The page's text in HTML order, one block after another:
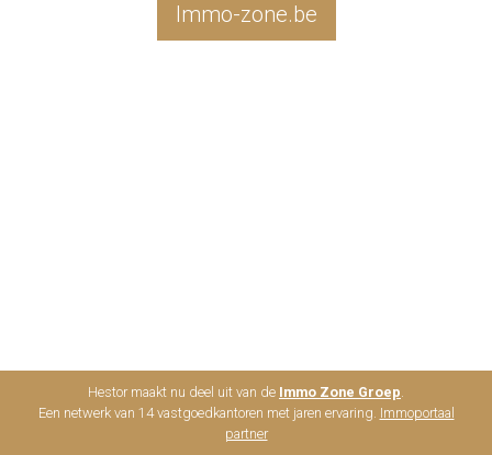
Immo-zone.be
Hestor maakt nu deel uit van de Immo Zone Groep.
Een netwerk van 14 vastgoedkantoren met jaren ervaring. Immoportaal
partner